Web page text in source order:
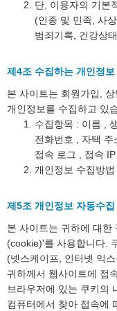
단, 이용자의 기본
(인종 및 민족, 사
범죄기록, 건강상
제4조 수집하는 개인정
본 사이트는 회원가입,
개인정보를 수집하고 있
수집항목 : 이름 ,
전화번호 , 자택 주
접속 로그 , 접속
개인정보 수집방
제5조 개인정보 자동수
본 사이트는 귀하에 대한
(cookie)'를 사용합니다.
(넷스케이프, 인터넷 익
귀하께서 웹사이트에 접
브라우저에 있는 쿠키의
컴퓨터에서 찾아 접속에